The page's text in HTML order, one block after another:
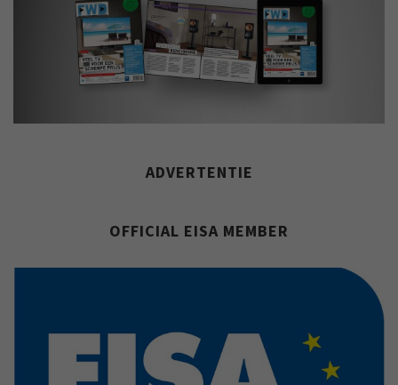
ADVERTENTIE
OFFICIAL EISA MEMBER